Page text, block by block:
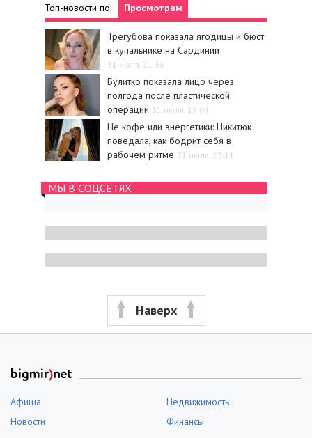
Топ-новости по: Просмотрам
Трегубова показала ягодицы и бюст
в купальнике на Сардинии
31 июля, 21:36
Булитко показала лицо через
полгода после пластической
операции 31 июля, 18:04
Не кофе или энергетики: Никитюк
поведала, как бодрит себя в
рабочем ритме 31 июля, 23:11
МЫ В СОЦСЕТЯХ
Наверх
Афиша
Недвижимость
Новости
Финансы